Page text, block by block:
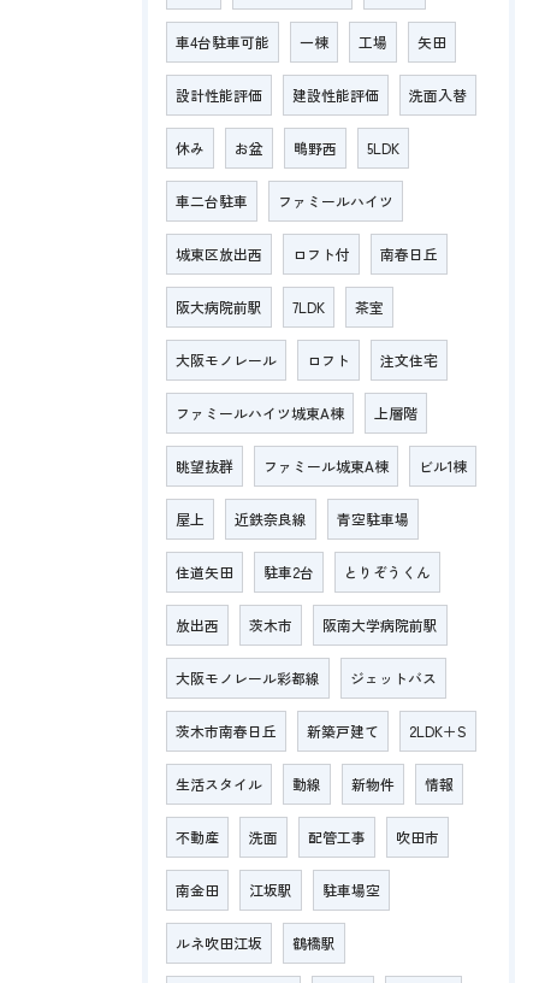
車4台駐車可能 一棟 工場 矢田
設計性能評価 建設性能評価 洗面入替
休み お盆 鴫野西 5LDK
車二台駐車 ファミールハイツ
城東区放出西 ロフト付 南春日丘
阪大病院前駅 7LDK 茶室
大阪モノレール ロフト 注文住宅
ファミールハイツ城東A棟 上層階
眺望抜群 ファミール城東A棟 ビル1棟
屋上 近鉄奈良線 青空駐車場
住道矢田 駐車2台 とりぞうくん
放出西 茨木市 阪南大学病院前駅
大阪モノレール彩都線 ジェットバス
茨木市南春日丘 新築戸建て 2LDK＋S
生活スタイル 動線 新物件 情報
不動産 洗面 配管工事 吹田市
南金田 江坂駅 駐車場空
ルネ吹田江坂 鶴橋駅